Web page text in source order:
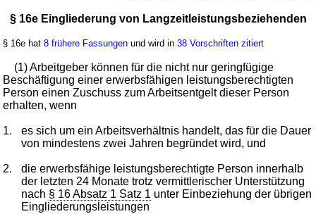
§ 16e Eingliederung von Langzeitleistungsbeziehenden
§ 16e hat8 frühere Fassungen und wird in38 Vorschriften zitiert
(1) Arbeitgeber können für die nicht nur geringfügige
Beschäftigung einer erwerbsfähigen leistungsberechtigten
Person einen Zuschuss zum Arbeitsentgelt dieser Person
erhalten, wenn
1.
es sich um ein Arbeitsverhältnis handelt, das für die Dauer
von mindestens zwei Jahren begründet wird, und
2.
die erwerbsfähige leistungsberechtigte Person innerhalb
der letzten 24 Monate trotz vermittlerischer Unterstützung
nach § 16 Absatz 1 Satz 1 unter Einbeziehung der übrigen
Eingliederungsleistungen